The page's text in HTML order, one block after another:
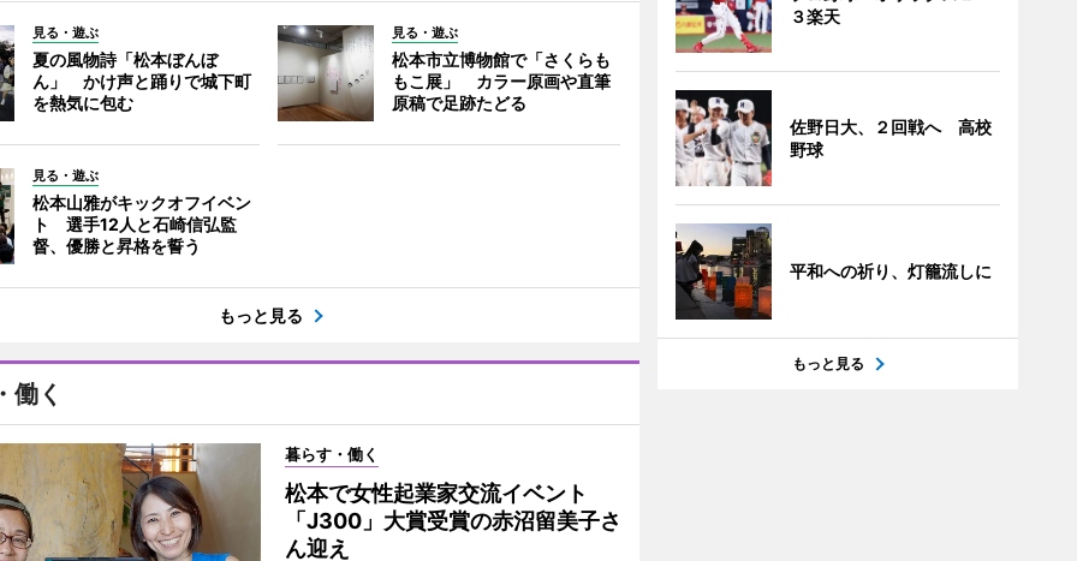
見る・遊ぶ
夏の風物詩「松本ぼんぼ
ん」 かけ声と踊りで城下町
を熱気に包む
見る・遊ぶ
松本市立博物館で「さくらも
もこ展」 カラー原画や直筆
原稿で足跡たどる
見る・遊ぶ
松本山雅がキックオフイベン
ト 選手12人と石崎信弘監
督、優勝と昇格を誓う
もっと見る
働く
暮らす・働く
松本で女性起業家交流イベント
「J300」大賞受賞の赤沼留美子さ
ん迎え
３楽天
佐野日大、２回戦へ 高校
野球
平和への祈り、灯籠流しに
もっと見る